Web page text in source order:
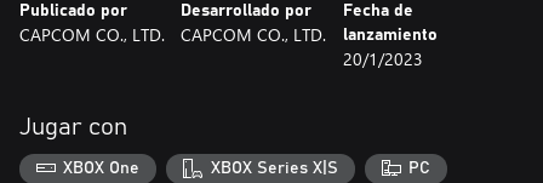
Publicado por
CAPCOM CO., LTD.
Desarrollado por
CAPCOM CO., LTD.
Fecha de
lanzamiento
20/1/2023
Jugar con
XBOX One XBOX Series X|S PC